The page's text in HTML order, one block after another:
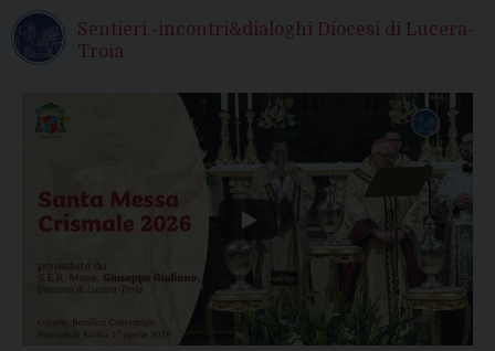
Sentieri -incontri&dialoghi Diocesi di Lucera-
Troia